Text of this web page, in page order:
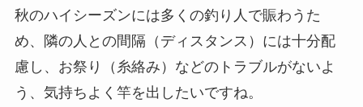
秋のハイシーズンには多くの釣り人で賑わうた
め、隣の人との間隔（ディスタンス）には十分配
慮し、お祭り（糸絡み）などのトラブルがないよ
う、気持ちよく竿を出したいですね。